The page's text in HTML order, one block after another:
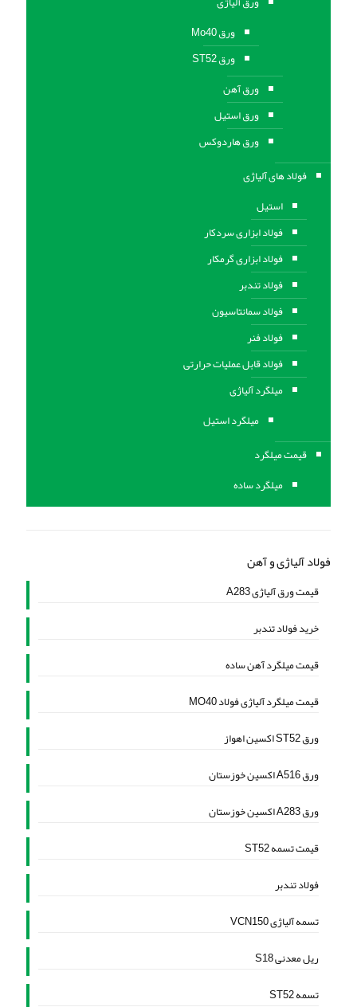
ورق Mo40
ورق ST52
ورق آهن
ورق استيل
ورق هاردوکس
فولاد های آلیاژی
استیل
فولاد ابزاری سردکار
فولاد ابزاری گرمکار
فولاد تندبر
فولاد سمانتاسیون
فولاد فنر
فولاد قابل عملیات حرارتی
ميلگرد آلیاژی
میلگرد استیل
قیمت میلگرد
میلگرد ساده
فولاد آلیاژی و آهن
قیمت ورق آلیاژی A283
خرید فولاد تندبر
قیمت میلگرد آهن ساده
قیمت میلگرد آلیاژی فولاد MO40
ورق ST52 اکسین اهواز
ورق A516 اکسین خوزستان
ورق A283 اکسین خوزستان
قیمت تسمه ST52
فولاد تندبر
تسمه آلیاژی VCN150
ریل معدنی S18
تسمه ST52